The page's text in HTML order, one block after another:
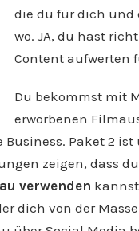
die du für dich und
wo. JA, du hast
Content aufwerten
Du bekommst mit
erworbenen
Paket 2
zeigen, dass
verwenden
dich von der